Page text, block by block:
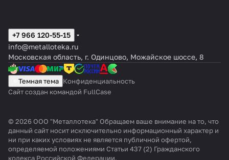
+7 966 120-55-15
info@metalloteka.ru
Московская область, г. Одинцово, Можайское шоссе, 8
Темная тема Конфиденциальность
Сайт создан командой FullCase
© 2026 ООО "Металлотека" Обращаем ваше внимание на то, что
данный сайт носит исключительно информационный характер и
ни при каких условиях не является публичной офертой,
определяемой положениями Статьи 437 (2) Гражданского
кодекса Российской Федерации.